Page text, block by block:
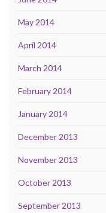
May 2014
April 2014
March 2014
February 2014
January 2014
December 2013
November 2013
October 2013
September 2013